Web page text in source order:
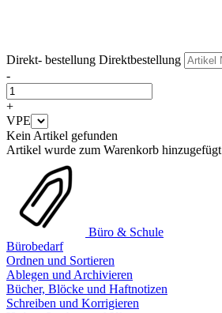
Direkt- bestellung Direktbestellung
-
+
VPE
Kein Artikel gefunden
Artikel wurde zum Warenkorb hinzugefügt
Büro & Schule
Bürobedarf
Ordnen und Sortieren
Ablegen und Archivieren
Bücher, Blöcke und Haftnotizen
Schreiben und Korrigieren